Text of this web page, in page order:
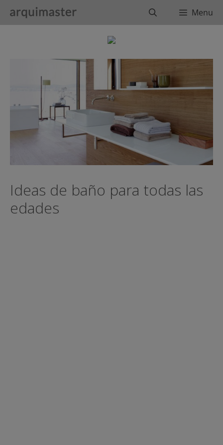
BuscarMenu
Ideas de baño para todas las
edades